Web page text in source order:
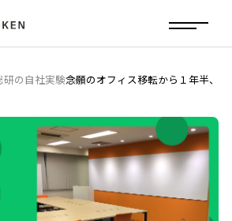
研の自社実験念願のオフィス移転から１年半、